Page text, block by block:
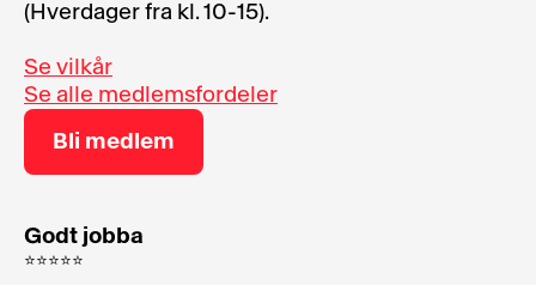
(Hverdager fra kl. 10-15).
Se vilkår
Se alle medlemsfordeler
Bli medlem
Godt jobba
⭐⭐⭐⭐⭐